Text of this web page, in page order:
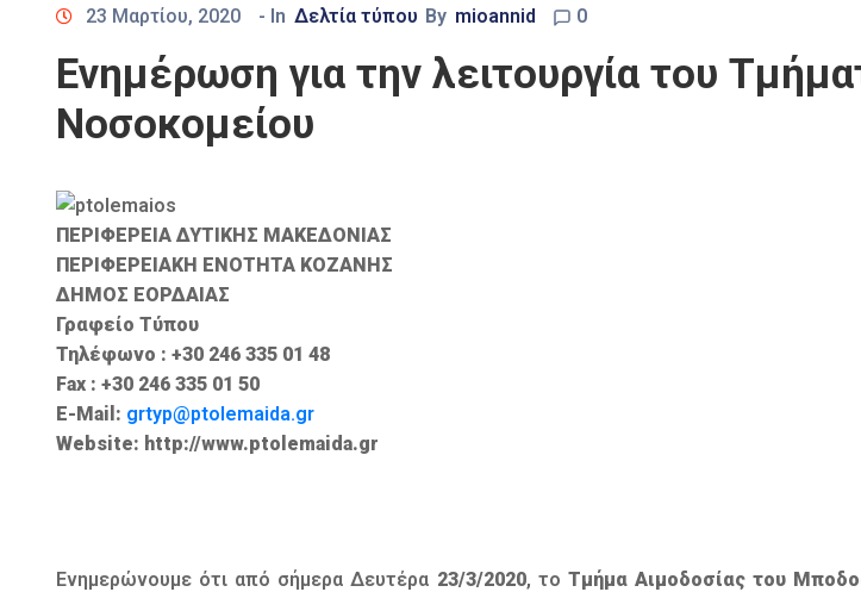
23 Μαρτίου, 2020 - In Δελτία τύπου By mioannid 0
Ενημέρωση για την λειτουργία του
Νοσοκομείου
ΠΕΡΙΦΕΡΕΙΑ ΔΥΤΙΚΗΣ ΜΑΚΕΔΟΝΙΑΣ
ΠΕΡΙΦΕΡΕΙΑΚΗ ΕΝΟΤΗΤΑ ΚΟΖΑΝΗΣ
ΔΗΜΟΣ ΕΟΡΔΑΙΑΣ
Γραφείο Τύπου
Τηλέφωνο : +30 246 335 01 48
Fax : +30 246 335 01 50
E-Mail: grtyp@ptolemaida.gr
Website: http://www.ptolemaida.gr
Ενημερώνουμε ότι από σήμερα Δευτέρα 23/3/2020, το Τμήμα Αιμοδοσίας του